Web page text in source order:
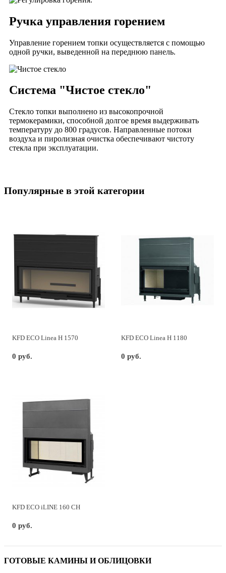
Ручка управления горением
Управление горением топки осуществляется с помощью
одной ручки, выведенной на переднюю панель.
Система "Чистое стекло"
Стекло топки выполнено из высокопрочной
термокерамики, способной долгое время выдерживать
температуру до 800 градусов. Направленные потоки
воздуха и пиролизная очистка обеспечивают чистоту
стекла при эксплуатации.
Популярные в этой категории
KFD ECO Linea H 1570
0 руб.
KFD ECO Linea H 1180
0 руб.
KFD ECO iLINE 160 CH
0 руб.
ГОТОВЫЕ КАМИНЫ И ОБЛИЦОВКИ